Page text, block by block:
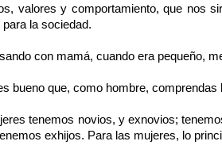
valores y comportamiento, que nos
para la sociedad.
con mamá, cuando era pequeño,
bueno que, como hombre, comprendas
tenemos novios, y exnovios;
exhijos. Para las mujeres, lo